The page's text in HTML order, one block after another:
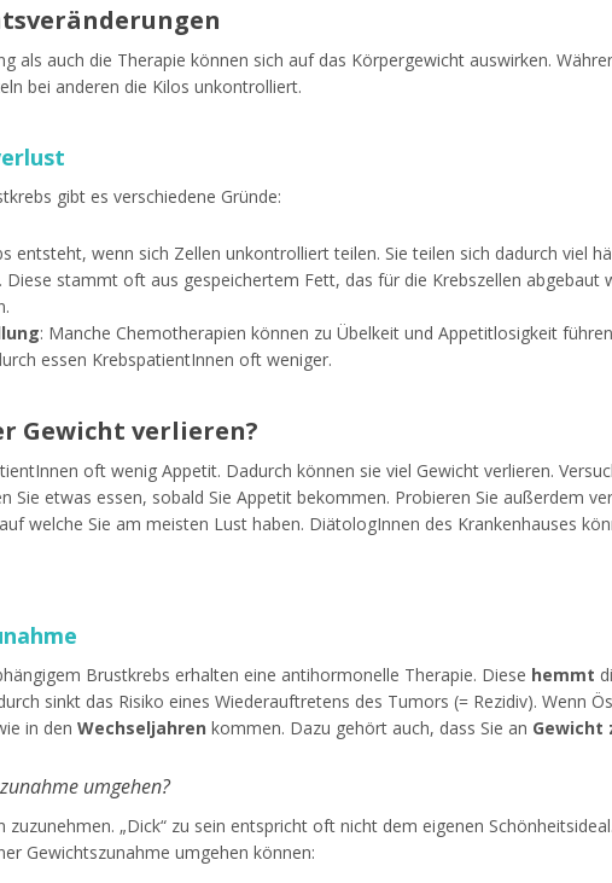
als auch die Therapie können sich auf das Körpergewicht auswirken.
bei anderen die Kilos unkontrolliert.
gibt es verschiedene Gründe:
entsteht, wenn sich Zellen unkontrolliert teilen. Sie teilen sich dadurch viel
Diese stammt oft aus gespeichertem Fett, das für die Krebszellen abgebaut
: Manche Chemotherapien können zu Übelkeit und Appetitlosigkeit
essen KrebspatientInnen oft weniger.
Gewicht verlieren?
oft wenig Appetit. Dadurch können sie viel Gewicht verlieren.
Sie etwas essen, sobald Sie Appetit bekommen. Probieren Sie außerdem
welche Sie am meisten Lust haben. DiätologInnen des Krankenhauses
Brustkrebs erhalten eine antihormonelle Therapie. Diese hemmt
sinkt das Risiko eines Wiederauftretens des Tumors (= Rezidiv). Wenn
in den Wechseljahren kommen. Dazu gehört auch, dass Sie an Gewicht
umgehen?
zuzunehmen. „Dick“ zu sein entspricht oft nicht dem eigenen
Gewichtszunahme umgehen können: